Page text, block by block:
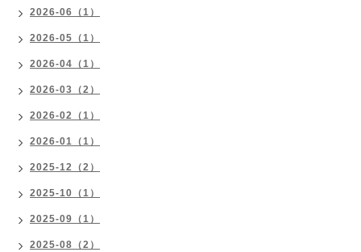
2026-06（1）
2026-05（1）
2026-04（1）
2026-03（2）
2026-02（1）
2026-01（1）
2025-12（2）
2025-10（1）
2025-09（1）
2025-08（2）